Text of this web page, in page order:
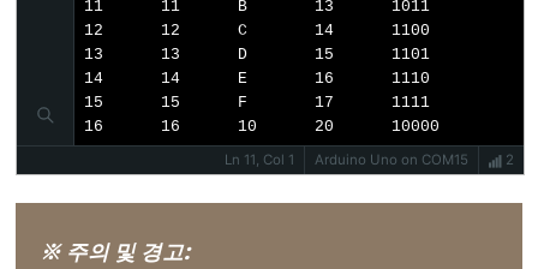
Stream.read()
Stream.readBytes()
Stream.readBytesUntil()
Stream.readString()
Stream.readStringUntil()
11	11	B	13	1011
12	12	C	14	1100
13	13	D	15	1101
14	14	E	16	1110
15	15	F	17	1111
16	16	10	20	10000
Ln 11, Col 1
Arduino Uno on COM15 2
※ 주의 및 경고: